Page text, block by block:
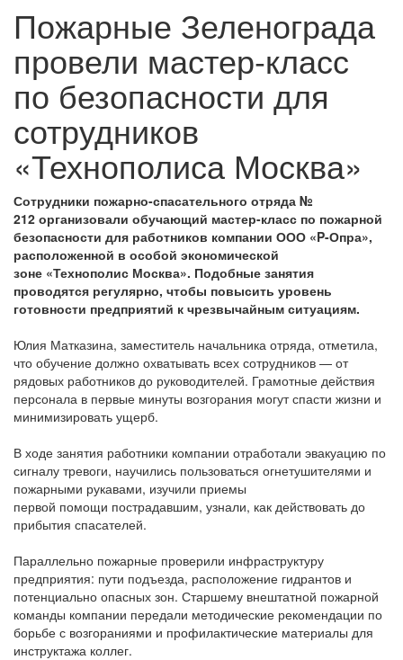
Пожарные Зеленограда
провели мастер-класс
по безопасности для
сотрудников
«Технополиса Москва»
Сотрудники пожарно-спасательного отряда №
212 организовали обучающий мастер-класс по пожарной
безопасности для работников компании ООО «P-Опра»,
расположенной в особой экономической
зоне «Технополис Москва». Подобные занятия
проводятся регулярно, чтобы повысить уровень
готовности предприятий к чрезвычайным ситуациям.
Юлия Матказина, заместитель начальника отряда, отметила,
что обучение должно охватывать всех сотрудников — от
рядовых работников до руководителей. Грамотные действия
персонала в первые минуты возгорания могут спасти жизни и
минимизировать ущерб.
В ходе занятия работники компании отработали эвакуацию по
сигналу тревоги, научились пользоваться огнетушителями и
пожарными рукавами, изучили приемы
первой помощи пострадавшим, узнали, как действовать до
прибытия спасателей.
Параллельно пожарные проверили инфраструктуру
предприятия: пути подъезда, расположение гидрантов и
потенциально опасных зон. Старшему внештатной пожарной
команды компании передали методические рекомендации по
борьбе с возгораниями и профилактические материалы для
инструктажа коллег.